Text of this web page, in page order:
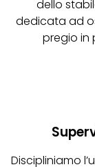
dello
dedicata ad
pregio in
Discipliniamo